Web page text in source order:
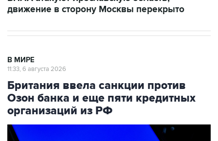
движение в сторону Москвы перекрыто
В МИРЕ
11:33, 6 августа 2026
Британия ввела санкции против
Озон банка и еще пяти кредитных
организаций из РФ